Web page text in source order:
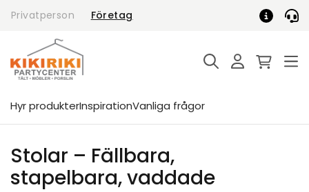
Privatperson Företag
Hyr produkterInspirationVanliga frågor
Stolar – Fällbara,
stapelbara, vaddade